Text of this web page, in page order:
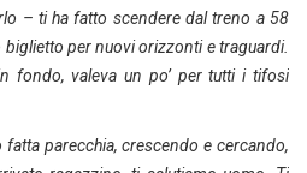
– ti ha fatto scendere dal treno a 58
per nuovi orizzonti e traguardi.
fondo, valeva un po’ per tutti i tifosi
parecchia, crescendo e cercando,